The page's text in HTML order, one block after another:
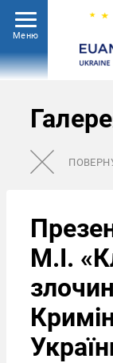
Меню
М.І.